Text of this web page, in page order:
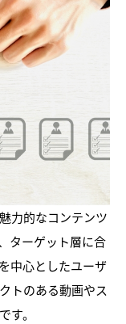
力的なコンテンツ
ターゲット層に合
中心としたユーザ
トのある動画やス
す。